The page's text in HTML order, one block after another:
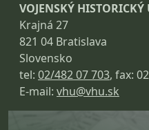
VOJENSKÝ HISTORICKÝ
Krajná 27
821 04 Bratislava
Slovensko
tel: 02/482 07 703, fax:
E-mail: vhu@vhu.sk